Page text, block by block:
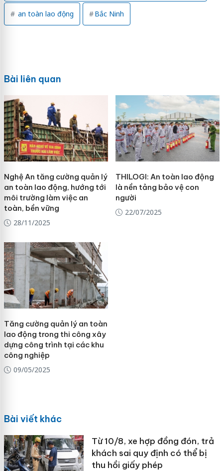
an toàn lao động Bắc Ninh
Bài liên quan
Nghệ An tăng cường quản lý
an toàn lao động, hướng tới
môi trường làm việc an
toàn, bền vững
28/11/2025
THILOGI: An toàn lao động
là nền tảng bảo vệ con
người
22/07/2025
Tăng cường quản lý an toàn
lao động trong thi công xây
dựng công trình tại các khu
công nghiệp
09/05/2025
Bài viết khác
Từ 10/8, xe hợp đồng đón, trả
khách sai quy định có thể bị
thu hồi giấy phép